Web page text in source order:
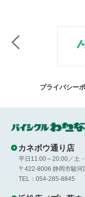
プライバシー
カネボウ通り店
平日11:00～20:00／土
〒422-8006 静岡市駿河
TEL：054-285-8845